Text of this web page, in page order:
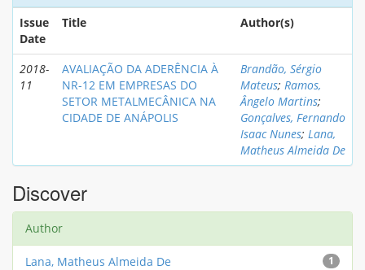
Issue
Date
Title Author(s)
2018-
11
AVALIAÇÃO DA ADERÊNCIA À
NR-12 EM EMPRESAS DO
SETOR METALMECÂNICA NA
CIDADE DE ANÁPOLIS
Brandão, Sérgio
Mateus; Ramos,
Ângelo Martins;
Gonçalves, Fernando
Isaac Nunes; Lana,
Matheus Almeida De
Discover
Author
1
Lana, Matheus Almeida De